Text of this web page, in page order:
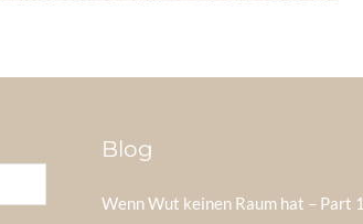
Blog
Wenn Wut keinen Raum hat – Part 1